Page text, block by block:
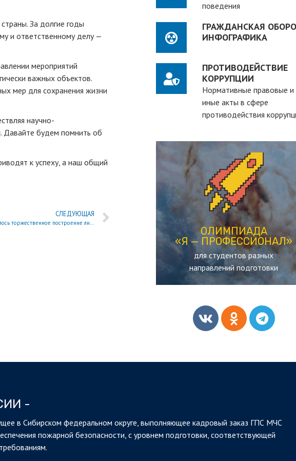
За долгие годы
и ответственному делу —
мероприятий
важных объектов.
мер для сохранения жизни
научно-
Давайте будем помнить об
к успеху, а наш общий
СЛЕДУЮЩАЯ
В честь Дня гражданской обороны в академии состоялось торжественное построение личного состава
поведения
ГРАЖДАНСКАЯ
ИНФОГРАФИКА
ПРОТИВОДЕЙСТВИЕ
КОРРУПЦИИ
Нормативные правовые и
иные акты в сфере
противодействия
ОЛИМПИАДА
«Я — ПРОФЕССИОНАЛ»
для студентов разных
направлений подготовки
ОЛИМПИАДА
«Я — ПРОФЕССИОНАЛ»
студенческая олимпиада,
рассчитанная на действующих
студентов вузов
ПЕРЕЙТИ
-
в Сибирском федеральном округе, выполняющее кадровый заказ ГПС МЧС
пожарной безопасности, с уровнем подготовки, соответствующей